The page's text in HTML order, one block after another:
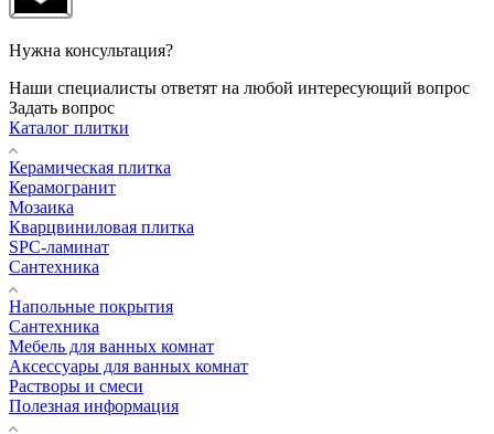
Нужна консультация?
Наши специалисты ответят на любой интересующий вопрос
Задать вопрос
Каталог плитки
Керамическая плитка
Керамогранит
Мозаика
Кварцвиниловая плитка
SPC-ламинат
Сантехника
Напольные покрытия
Сантехника
Мебель для ванных комнат
Аксессуары для ванных комнат
Растворы и смеси
Полезная информация